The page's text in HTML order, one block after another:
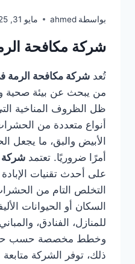
بواسطة ahmed مايو 31, 2025
شركة مكافحة
تُعد شركة مكافحة الرمة
من يبحث عن بيئة صحية
ظل الظروف المناخية
أنواع متعددة من
الأبيض والبق، ما يجعل
أمرًا ضروريًا. تعتمد شركة
على أحدث تقنيات الإبادة
التخلص التام من
السكان أو الحيوانات
للمنازل، الفنادق،
وخطط مخصصة حسب حجم
ذلك، توفر الشركة